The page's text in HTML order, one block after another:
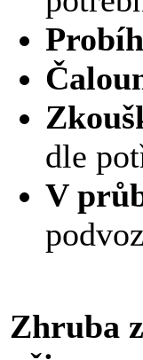
dle
V
Zhruba